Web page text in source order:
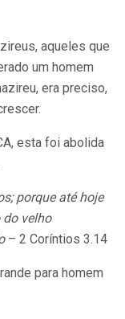
aqueles que
um homem
era preciso,
esta foi abolida
porque até hoje
velho
– 2 Coríntios 3.14
para homem